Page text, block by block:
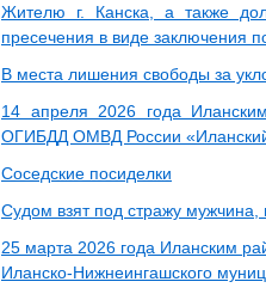
Жителю г. Канска, а также
пресечения в виде заключения
В места лишения свободы за
14 апреля 2026 года
ОГИБДД ОМВД России
Соседские посиделки
Судом взят под стражу
25 марта 2026 года Иланским
Иланско-Нижнеингашского